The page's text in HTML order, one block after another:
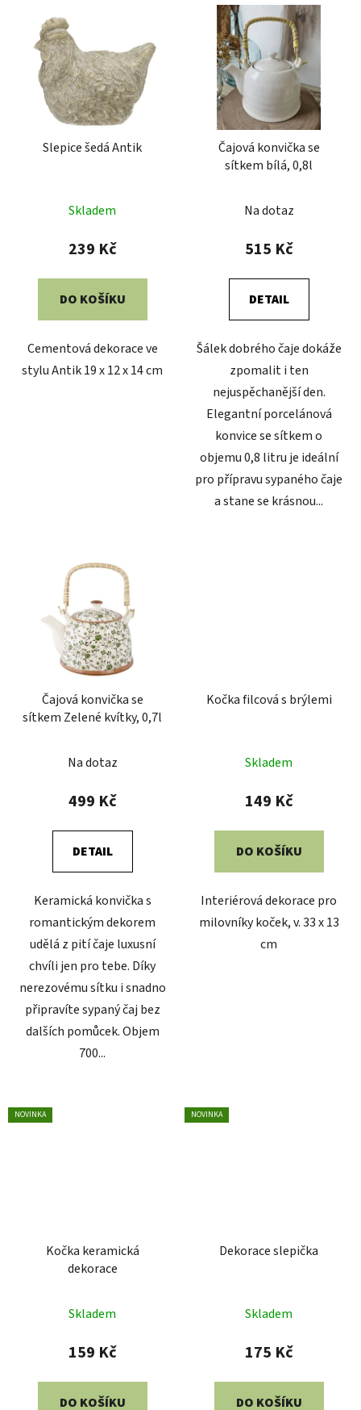
Slepice šedá Antik
Skladem
239 Kč
DO KOŠÍKU
Cementová dekorace ve
stylu Antik 19 x 12 x 14 cm
Čajová konvička se
sítkem bílá, 0,8l
Na dotaz
515 Kč
DETAIL
Šálek dobrého čaje dokáže
zpomalit i ten
nejuspěchanější den.
Elegantní porcelánová
konvice se sítkem o
objemu 0,8 litru je ideální
pro přípravu sypaného čaje
a stane se krásnou...
Čajová konvička se
sítkem Zelené kvítky, 0,7l
Na dotaz
499 Kč
DETAIL
Keramická konvička s
romantickým dekorem
udělá z pití čaje luxusní
chvíli jen pro tebe. Díky
nerezovému sítku i snadno
připravíte sypaný čaj bez
dalších pomůcek. Objem
700...
Kočka filcová s brýlemi
hodnocení
produktu
5,0
z
hvězdiček.
Skladem
149 Kč
DO KOŠÍKU
Interiérová dekorace pro
milovníky koček, v. 33 x 13
cm
NOVINKA
Kočka keramická
dekorace
Skladem
159 Kč
DO KOŠÍKU
NOVINKA
Dekorace slepička
Skladem
175 Kč
DO KOŠÍKU